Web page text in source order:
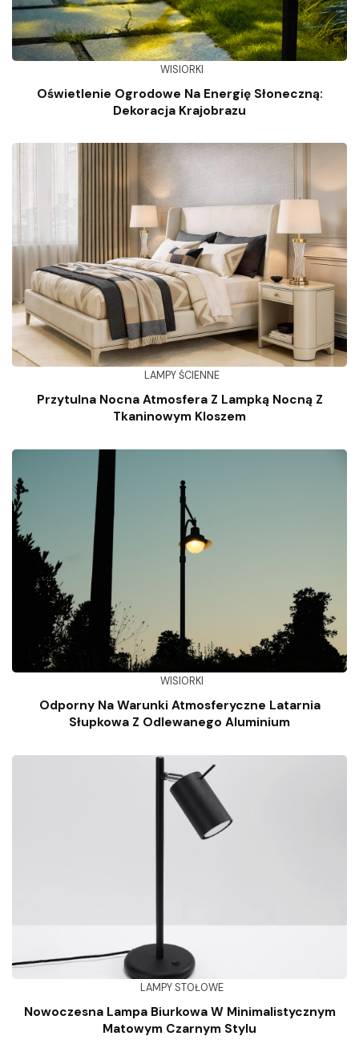
WISIORKI
Oświetlenie Ogrodowe Na Energię Słoneczną:
Dekoracja Krajobrazu
LAMPY ŚCIENNE
Przytulna Nocna Atmosfera Z Lampką Nocną Z
Tkaninowym Kloszem
WISIORKI
Odporny Na Warunki Atmosferyczne Latarnia
Słupkowa Z Odlewanego Aluminium
LAMPY STOŁOWE
Nowoczesna Lampa Biurkowa W Minimalistycznym
Matowym Czarnym Stylu